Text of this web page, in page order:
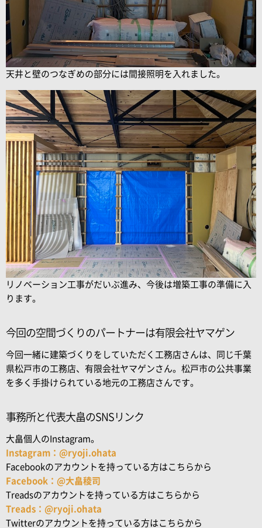
天井と壁のつなぎめの部分には間接照明を入れました。
リノベーション工事がだいぶ進み、今後は増築工事の準備に入
ります。
今回の空間づくりのパートナーは有限会社ヤマゲン
今回一緒に建築づくりをしていただく工務店さんは、同じ千葉
県松戸市の工務店、有限会社ヤマゲンさん。松戸市の公共事業
を多く手掛けられている地元の工務店さんです。
事務所と代表大畠のSNSリンク
大畠個人のInstagram。
Instagram：@ryoji.ohata
Facebookのアカウントを持っている方はこちらから
Facebook：@大畠稜司
Treadsのアカウントを持っている方はこちらから
Treads：@ryoji.ohata
Twitterのアカウントを持っている方はこちらから